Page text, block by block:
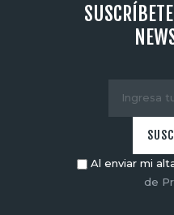
Al enviar mi
de